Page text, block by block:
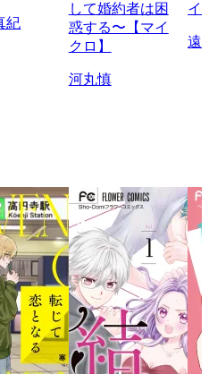
紀
して婚約者は困
惑する〜【マイ
クロ】
河丸慎
イ
遠